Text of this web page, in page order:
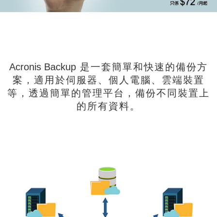
Acronis Backup 是一套簡單和快速的備份方
案，適用於伺服器、個人電腦、雲端裝置
等，透過簡單的管理平台，備份不同裝置上
的所有資料。